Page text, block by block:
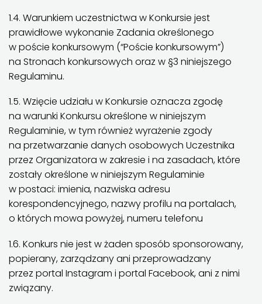
1.4. Warunkiem uczestnictwa w Konkursie jest
prawidłowe wykonanie Zadania określonego
w poście konkursowym (“Poście konkursowym”)
na Stronach konkursowych oraz w §3 niniejszego
Regulaminu.
1.5. Wzięcie udziału w Konkursie oznacza zgodę
na warunki Konkursu określone w niniejszym
Regulaminie, w tym również wyrażenie zgody
na przetwarzanie danych osobowych Uczestnika
przez Organizatora w zakresie i na zasadach, które
zostały określone w niniejszym Regulaminie
w postaci: imienia, nazwiska adresu
korespondencyjnego, nazwy profilu na portalach,
o których mowa powyżej, numeru telefonu
1.6. Konkurs nie jest w żaden sposób sponsorowany,
popierany, zarządzany ani przeprowadzany
przez portal Instagram i portal Facebook, ani z nimi
związany.